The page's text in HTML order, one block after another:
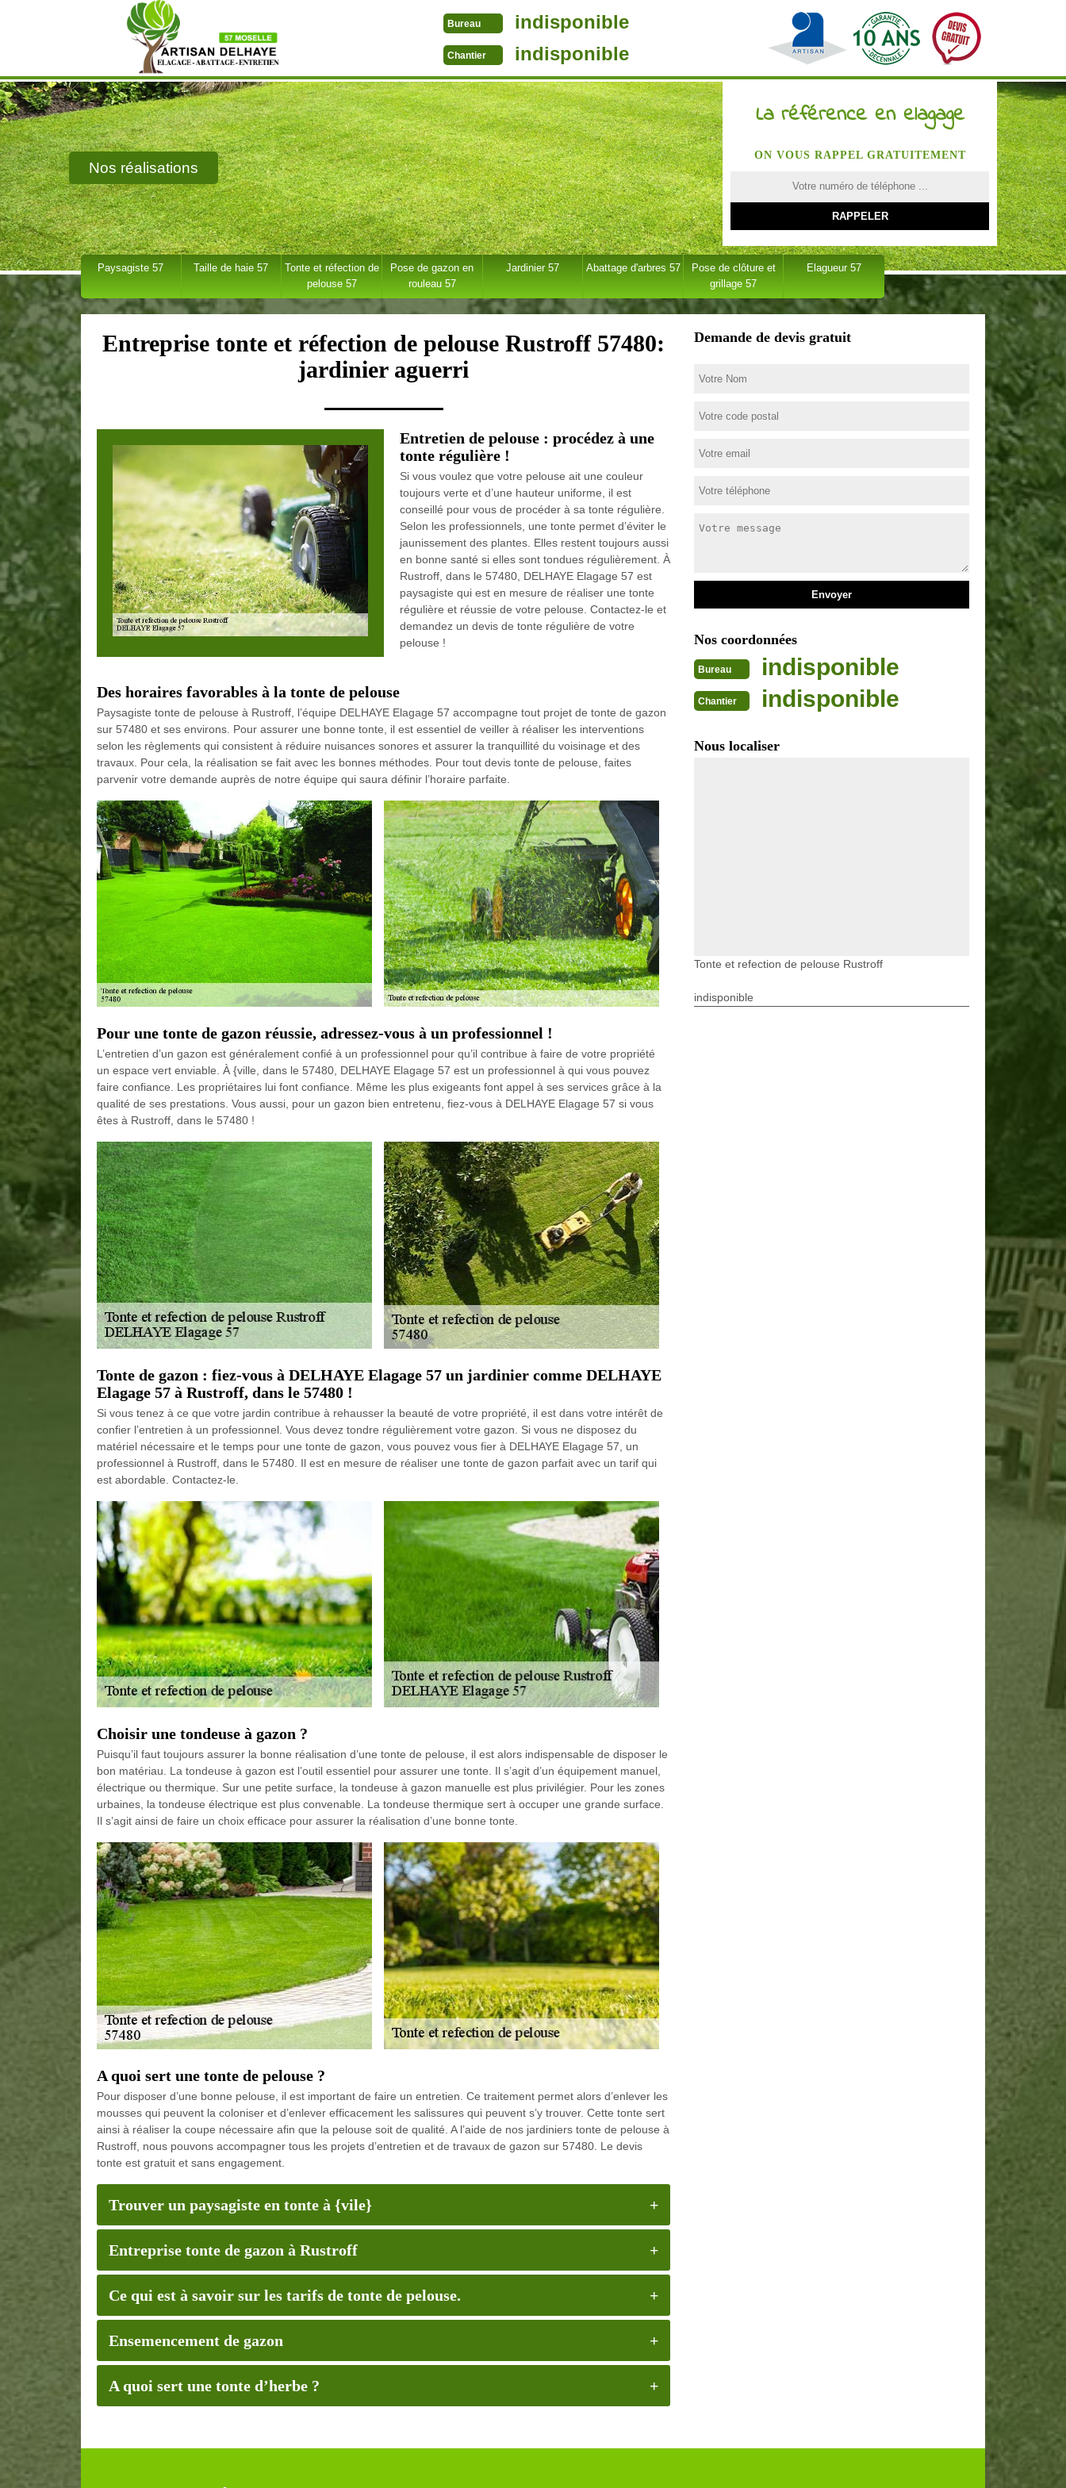
Bureau indisponible
Chantier indisponible
Nos réalisations
La référence en elagage
ON VOUS RAPPEL GRATUITEMENT
Paysagiste 57 Taille de haie 57
Tonte et réfection de
pelouse 57
Pose de gazon en
rouleau 57
Jardinier 57 Abattage d'arbres 57
Pose de clôture et
grillage 57
Elagueur 57
Entreprise tonte et réfection de pelouse Rustroff 57480:
jardinier aguerri
Entretien de pelouse : procédez à une
tonte régulière !
Si vous voulez que votre pelouse ait une couleur
toujours verte et d’une hauteur uniforme, il est
conseillé pour vous de procéder à sa tonte régulière.
Selon les professionnels, une tonte permet d’éviter le
jaunissement des plantes. Elles restent toujours aussi
en bonne santé si elles sont tondues régulièrement. À
Rustroff, dans le 57480, DELHAYE Elagage 57 est
paysagiste qui est en mesure de réaliser une tonte
régulière et réussie de votre pelouse. Contactez-le et
demandez un devis de tonte régulière de votre
pelouse !
Des horaires favorables à la tonte de pelouse
Paysagiste tonte de pelouse à Rustroff, l’équipe DELHAYE Elagage 57 accompagne tout projet de tonte de gazon
sur 57480 et ses environs. Pour assurer une bonne tonte, il est essentiel de veiller à réaliser les interventions
selon les règlements qui consistent à réduire nuisances sonores et assurer la tranquillité du voisinage et des
travaux. Pour cela, la réalisation se fait avec les bonnes méthodes. Pour tout devis tonte de pelouse, faites
parvenir votre demande auprès de notre équipe qui saura définir l’horaire parfaite.
Pour une tonte de gazon réussie, adressez-vous à un professionnel !
L’entretien d’un gazon est généralement confié à un professionnel pour qu’il contribue à faire de votre propriété
un espace vert enviable. À {ville, dans le 57480, DELHAYE Elagage 57 est un professionnel à qui vous pouvez
faire confiance. Les propriétaires lui font confiance. Même les plus exigeants font appel à ses services grâce à la
qualité de ses prestations. Vous aussi, pour un gazon bien entretenu, fiez-vous à DELHAYE Elagage 57 si vous
êtes à Rustroff, dans le 57480 !
Tonte de gazon : fiez-vous à DELHAYE Elagage 57 un jardinier comme DELHAYE
Elagage 57 à Rustroff, dans le 57480 !
Si vous tenez à ce que votre jardin contribue à rehausser la beauté de votre propriété, il est dans votre intérêt de
confier l’entretien à un professionnel. Vous devez tondre régulièrement votre gazon. Si vous ne disposez du
matériel nécessaire et le temps pour une tonte de gazon, vous pouvez vous fier à DELHAYE Elagage 57, un
professionnel à Rustroff, dans le 57480. Il est en mesure de réaliser une tonte de gazon parfait avec un tarif qui
est abordable. Contactez-le.
Choisir une tondeuse à gazon ?
Puisqu’il faut toujours assurer la bonne réalisation d’une tonte de pelouse, il est alors indispensable de disposer le
bon matériau. La tondeuse à gazon est l’outil essentiel pour assurer une tonte. Il s’agit d’un équipement manuel,
électrique ou thermique. Sur une petite surface, la tondeuse à gazon manuelle est plus privilégier. Pour les zones
urbaines, la tondeuse électrique est plus convenable. La tondeuse thermique sert à occuper une grande surface.
Il s’agit ainsi de faire un choix efficace pour assurer la réalisation d’une bonne tonte.
A quoi sert une tonte de pelouse ?
Pour disposer d’une bonne pelouse, il est important de faire un entretien. Ce traitement permet alors d’enlever les
mousses qui peuvent la coloniser et d’enlever efficacement les salissures qui peuvent s’y trouver. Cette tonte sert
ainsi à réaliser la coupe nécessaire afin que la pelouse soit de qualité. A l’aide de nos jardiniers tonte de pelouse à
Rustroff, nous pouvons accompagner tous les projets d’entretien et de travaux de gazon sur 57480. Le devis
tonte est gratuit et sans engagement.
Trouver un paysagiste en tonte à {vile}
Entreprise tonte de gazon à Rustroff
Ce qui est à savoir sur les tarifs de tonte de pelouse.
Ensemencement de gazon
A quoi sert une tonte d’herbe ?
Demande de devis gratuit
Nos coordonnées
Bureau indisponible
Chantier indisponible
Nous localiser
Tonte et refection de pelouse Rustroff
indisponible